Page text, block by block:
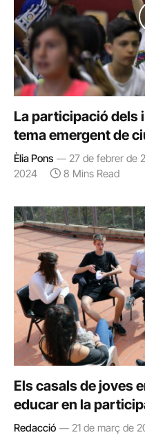
La participació dels
tema emergent de
Èlia Pons 27 de febrer de
2024
8 Mins Read
Els casals de joves
educar en la
Redacció 21 de març de